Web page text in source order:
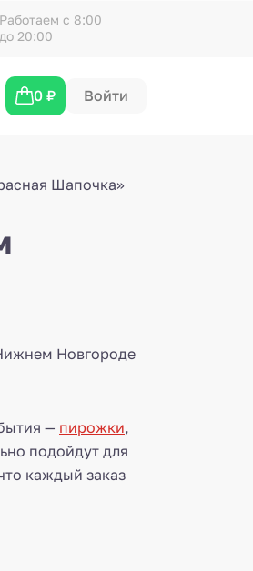
с 8:00
20:00
0₽ Войти
Шапочка»
— пирожки,
подойдут для
каждый заказ